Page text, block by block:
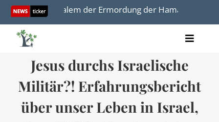
Skip
content
in Jerusalem der Ermordung der Hamas-Geisel
Toggle
Videos
Audio
Bücher
Termine
[Schulamith & Boas] Mit
Jesus durchs Israelische
Militär?! Erfahrungsbericht
über unser Leben in Israel,